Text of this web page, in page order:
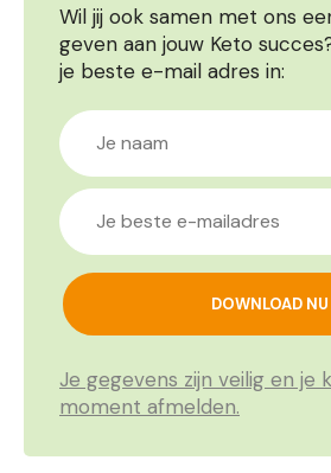
Wil jij ook samen met ons
geven aan jouw Keto
je beste e-mail adres in:
Je gegevens zijn veilig en je
moment afmelden.